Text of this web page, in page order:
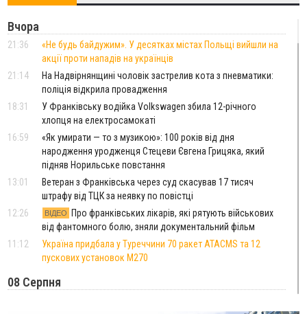
Вчора
21:36
«Не будь байдужим». У десятках містах Польщі вийшли на
акції проти нападів на українців
21:14
На Надвірнянщині чоловік застрелив кота з пневматики:
поліція відкрила провадження
18:31
У Франківську водійка Volkswagen збила 12-річного
хлопця на електросамокаті
16:59
«Як умирати — то з музикою»: 100 років від дня
народження уродженця Стецеви Євгена Грицяка, який
підняв Норильське повстання
13:01
Ветеран з Франківська через суд скасував 17 тисяч
штрафу від ТЦК за неявку по повістці
12:26
ВІДЕО
Про франківських лікарів, які рятують військових
від фантомного болю, зняли документальний фільм
11:12
Україна придбала у Туреччини 70 ракет ATACMS та 12
пускових установок M270
08 Серпня